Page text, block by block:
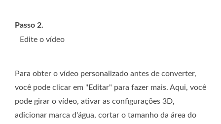
Passo 2.
Edite o vídeo
Para obter o vídeo personalizado antes de converter,
você pode clicar em "Editar" para fazer mais. Aqui, você
pode girar o vídeo, ativar as configurações 3D,
adicionar marca d'água, cortar o tamanho da área do